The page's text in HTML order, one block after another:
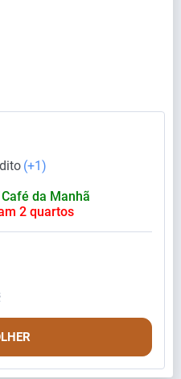
(+1)
Café da Manhã
2 quartos